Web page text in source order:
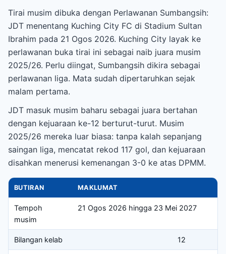
Tirai musim dibuka dengan Perlawanan Sumbangsih:
JDT menentang Kuching City FC di Stadium Sultan
Ibrahim pada 21 Ogos 2026. Kuching City layak ke
perlawanan buka tirai ini sebagai naib juara musim
2025/26. Perlu diingat, Sumbangsih dikira sebagai
perlawanan liga. Mata sudah dipertaruhkan sejak
malam pertama.
JDT masuk musim baharu sebagai juara bertahan
dengan kejuaraan ke-12 berturut-turut. Musim
2025/26 mereka luar biasa: tanpa kalah sepanjang
saingan liga, mencatat rekod 117 gol, dan kejuaraan
disahkan menerusi kemenangan 3-0 ke atas DPMM.
BUTIRAN MAKLUMAT
Tempoh
musim
21 Ogos 2026 hingga 23 Mei 2027
Bilangan kelab 12